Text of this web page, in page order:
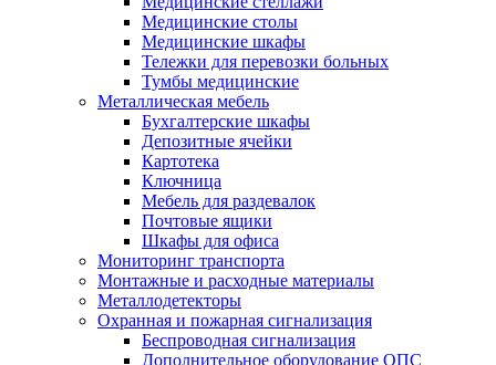
Медицинские столы
Медицинские шкафы
Тележки для перевозки больных
Тумбы медицинские
Металлическая мебель
Бухгалтерские шкафы
Депозитные ячейки
Картотека
Ключница
Мебель для раздевалок
Почтовые ящики
Шкафы для офиса
Мониторинг транспорта
Монтажные и расходные материалы
Металлодетекторы
Охранная и пожарная сигнализация
Беспроводная сигнализация
Дополнительное оборудование ОПС